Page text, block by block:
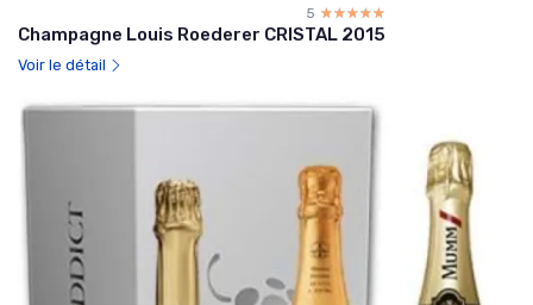
5 ☆☆☆☆☆
★★★★★
Champagne Louis Roederer CRISTAL 2015
Voir le détail